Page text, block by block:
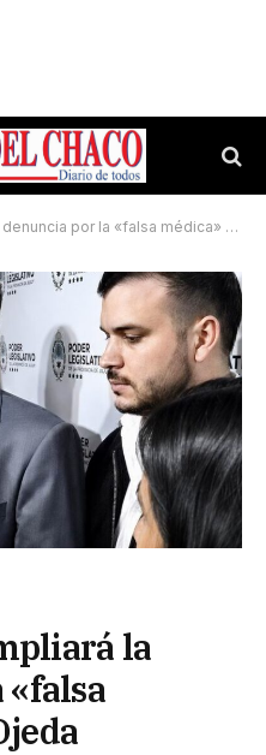
por la «falsa médica» Lidia Ojeda
la